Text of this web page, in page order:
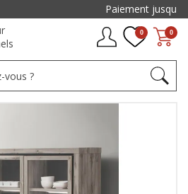
0
0